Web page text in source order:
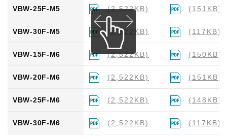
VBW-25F-M5 (2,522KB) (151KB)
VBW-30F-M5 (2,522KB) (117KB)
VBW-15F-M6 (2,522KB) (150KB)
VBW-20F-M6 (2,522KB) (151KB)
VBW-25F-M6 (2,522KB) (148KB)
VBW-30F-M6 (2,522KB) (117KB)